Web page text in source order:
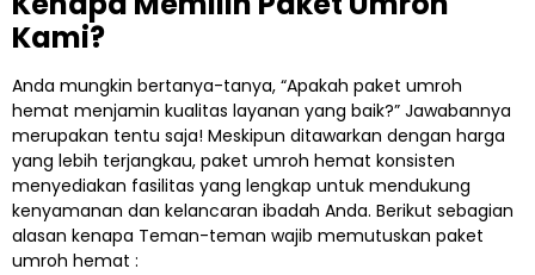
Kami?
Anda mungkin bertanya-tanya, “Apakah paket umroh
hemat menjamin kualitas layanan yang baik?” Jawabannya
merupakan tentu saja! Meskipun ditawarkan dengan harga
yang lebih terjangkau, paket umroh hemat konsisten
menyediakan fasilitas yang lengkap untuk mendukung
kenyamanan dan kelancaran ibadah Anda. Berikut sebagian
alasan kenapa Teman-teman wajib memutuskan paket
umroh hemat :